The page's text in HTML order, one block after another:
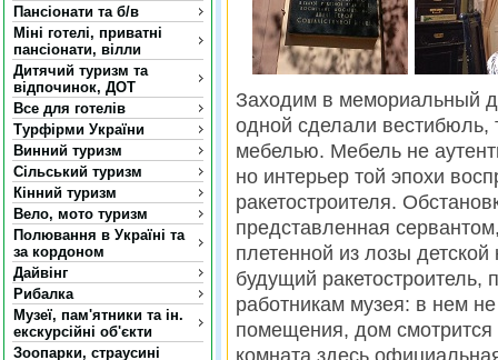
Пансіонати та б/в
Міні готелі, приватні
пансіонати, вілли
Дитячий туризм та
відпочинок, ДОТ
Все для готелів
Турфірми України
Винний туризм
Сільський туризм
Кінний туризм
Вело, мото туризм
Полювання в Україні та
за кордоном
Дайвінг
Рибалка
Музеї, пам'ятники та ін.
екскурсійні об'єкти
Зоопарки, страусині
Заходим в мемориальный
одной сделали вестибюль,
мебелью. Мебель не
но интерьер той эпохи
ракетостроителя.
представленная
плетенной из лозы
будущий
работникам музея: в нем
помещения, дом
комната здесь